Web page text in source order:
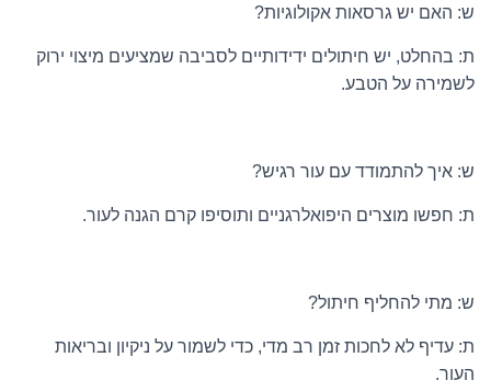
ש: האם יש גרסאות אקולוגיות?
ת: בהחלט, יש חיתולים ידידותיים לסביבה שמציעים מיצוי ירוק
לשמירה על הטבע.
ש: איך להתמודד עם עור רגיש?
ת: חפשו מוצרים היפואלרגניים ותוסיפו קרם הגנה לעור.
ש: מתי להחליף חיתול?
ת: עדיף לא לחכות זמן רב מדי, כדי לשמור על ניקיון ובריאות
העור.